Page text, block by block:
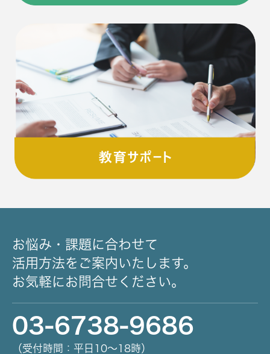
お悩み・課題に合わせて
活用方法をご案内いたします。
お気軽にお問合せください。
03-6738-9686
（受付時間：平日10～18時）